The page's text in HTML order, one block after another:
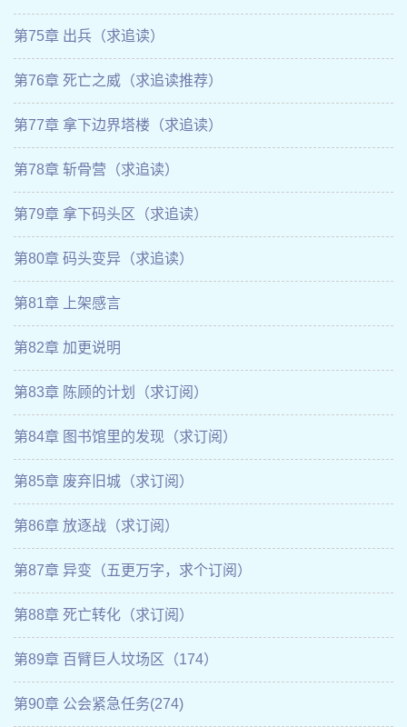
第75章 出兵（求追读）
第76章 死亡之威（求追读推荐）
第77章 拿下边界塔楼（求追读）
第78章 斩骨营（求追读）
第79章 拿下码头区（求追读）
第80章 码头变异（求追读）
第81章 上架感言
第82章 加更说明
第83章 陈顾的计划（求订阅）
第84章 图书馆里的发现（求订阅）
第85章 废弃旧城（求订阅）
第86章 放逐战（求订阅）
第87章 异变（五更万字，求个订阅）
第88章 死亡转化（求订阅）
第89章 百臂巨人坟场区（174）
第90章 公会紧急任务(274)